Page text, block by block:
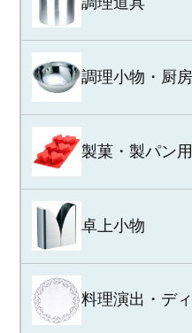
調理小物・厨
製菓・製パン
卓上小物
料理演出・デ